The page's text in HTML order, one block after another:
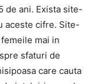
de ani. Exista site-
aceste cifre. Site-
mai in
sfaturi de
care cauta